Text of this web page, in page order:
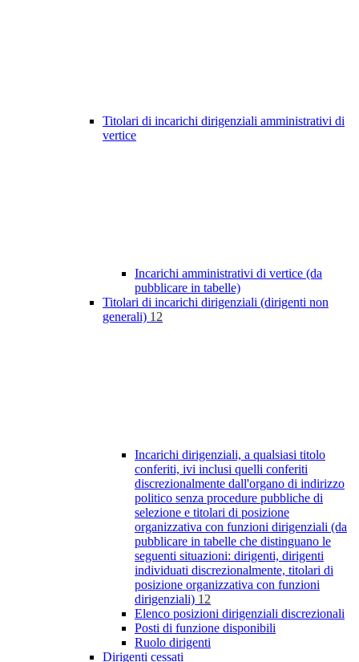
Titolari di incarichi dirigenziali amministrativi di
vertice
Incarichi amministrativi di vertice (da
pubblicare in tabelle)
Titolari di incarichi dirigenziali (dirigenti non
generali) 12
Incarichi dirigenziali, a qualsiasi titolo
conferiti, ivi inclusi quelli conferiti
discrezionalmente dall'organo di indirizzo
politico senza procedure pubbliche di
selezione e titolari di posizione
organizzativa con funzioni dirigenziali (da
pubblicare in tabelle che distinguano le
seguenti situazioni: dirigenti, dirigenti
individuati discrezionalmente, titolari di
posizione organizzativa con funzioni
dirigenziali) 12
Elenco posizioni dirigenziali discrezionali
Posti di funzione disponibili
Ruolo dirigenti
Dirigenti cessati